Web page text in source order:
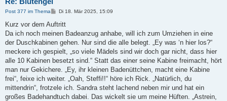
Post 377 im Thema
B
i
r
a
Di 18. Mär 2025, 15:09
Kurz vor dem Auftritt
Da ich noch meinen Badeanzug anhabe, will ich zum Umziehen in eine
der Duschkabinen gehen. Nur sind die alle belegt. „Ey was ‘n hier los?“
meckere ich gespielt, „so viele Mädels sind wir doch gar nicht, dass hier
alle 10 Kabinen besetzt sind.“ Statt das einer seine Kabine freimacht, hört
man nur Gekichere. „Ey, ihr kleinen Badenüttchen, macht eine Kabine
frei“, feixe ich weiter. „Oah, Steffi!!“ höre ich Rick. „Natürlich, du
mittendrin“, frotzele ich. Sandra steht lachend neben mir und hat ein
großes Badehandtuch dabei. Das wickelt sie um meine Hüften. „Astrein,